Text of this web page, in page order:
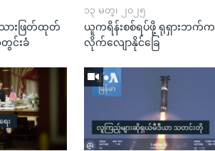
ားဖြတ်ထုတ်
င်းခံ
၁၃ မတ္၊ ၂၀၂၅
ယူကရိန်းစစ်ရပ်ဖို့ ရုရှားဘက်က
လိုက်လျောနိုင်ခြေ